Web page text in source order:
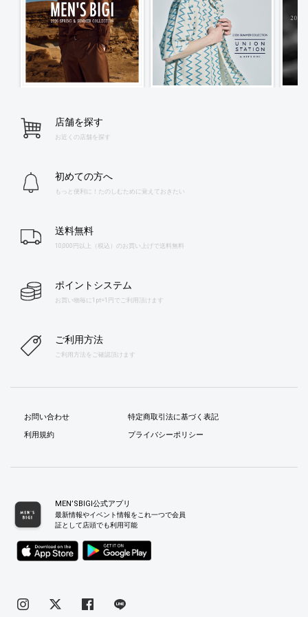
店舗を探す
お近くの店舗を探す
初めての方へ
もっと便利に！たのしむために覚えておきたい
送料無料
10,000円以上（税込）のお買い上げで送料無料
ポイントシステム
お買い物毎に1pt=1円でご利用頂けます
ご利用方法
ご利用方法をご確認頂けます
お問い合わせ
利用規約
特定商取引法に基づく表記
プライバシーポリシー
MEN’SBIGI公式アプリ
最新情報やイベント情報をこれ一つで会員
証として店頭でも利用可能